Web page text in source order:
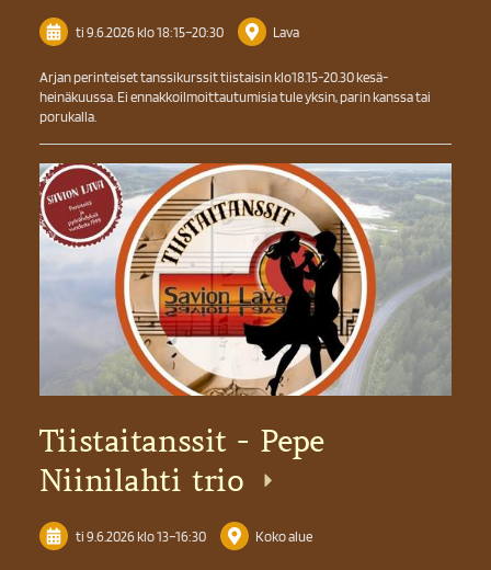
ti 9.6.2026klo 18:15–20:30 Lava
Arjan perinteiset tanssikurssit tiistaisin klo18.15-20.30 kesä-
heinäkuussa. Ei ennakkoilmoittautumisia tule yksin, parin kanssa tai
porukalla.
Tiistaitanssit - Pepe
Niinilahti trio
ti 9.6.2026klo 13–16:30 Koko alue